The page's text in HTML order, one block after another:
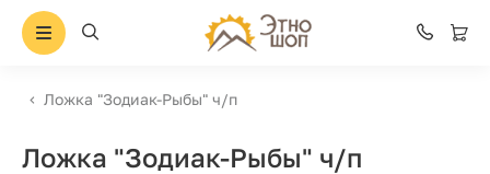
Ложка "Зодиак-Рыбы" ч/п
Ложка "Зодиак-Рыбы" ч/п